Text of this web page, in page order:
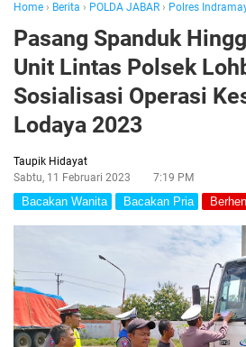
Home › Berita › POLDA JABAR › Polres
Pasang Spanduk
Unit Lintas Polsek
Sosialisasi Operasi
Lodaya 2023
Taupik Hidayat
Sabtu, 11 Februari 2023
7:19 PM
Bacakan Wanita Bacakan Pria